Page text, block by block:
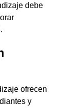
debe
ofrecen
y